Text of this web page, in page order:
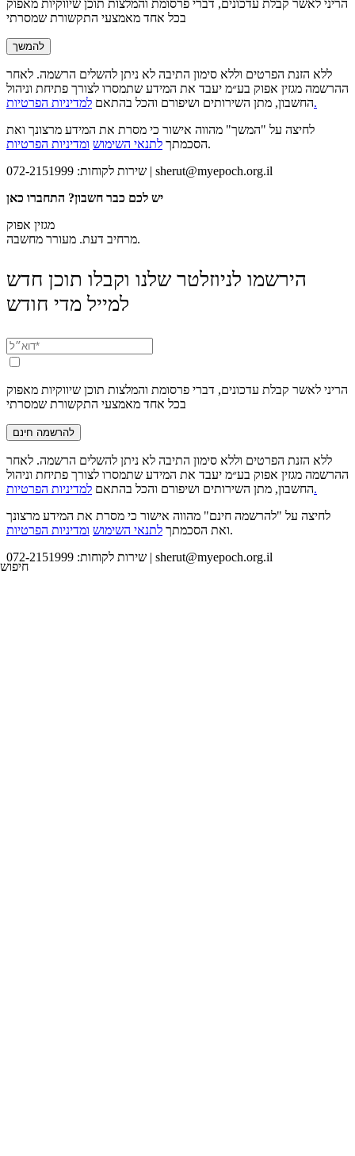
חיפוש
הריני לאשר קבלת עדכונים, דברי פרסומת והמלצות תוכן שיווקיות מאפוק
בכל אחד מאמצעי התקשורת שמסרתי
להמשך
ללא הזנת הפרטים וללא סימון התיבה לא ניתן להשלים הרשמה. לאחר
ההרשמה מגזין אפוק בע״מ יעבד את המידע שתמסרו לצורך פתיחת וניהול
החשבון, מתן השירותים ושיפורם והכל בהתאםלמדיניות הפרטיות.
לחיצה על "המשך" מהווה אישור כי מסרת את המידע מרצונך ואת
הסכמתך לתנאי השימוש ומדיניות הפרטיות
.
שירות לקוחות: 072-2151999 | sherut@myepoch.org.il
יש לכם כבר חשבון? התחברו כאן
מגזין אפוק
מרחיב דעת. מעורר מחשבה.
הירשמו לניוזלטר שלנו וקבלו תוכן חדש
למייל מדי חודש
הריני לאשר קבלת עדכונים, דברי פרסומת והמלצות תוכן שיווקיות מאפוק
בכל אחד מאמצעי התקשורת שמסרתי
להרשמה חינם
ללא הזנת הפרטים וללא סימון התיבה לא ניתן להשלים הרשמה. לאחר
ההרשמה מגזין אפוק בע״מ יעבד את המידע שתמסרו לצורך פתיחת וניהול
החשבון, מתן השירותים ושיפורם והכל בהתאםלמדיניות הפרטיות.
לחיצה על "להרשמה חינם" מהווה אישור כי מסרת את המידע מרצונך
ואת הסכמתך לתנאי השימוש ומדיניות הפרטיות
.
שירות לקוחות: 072-2151999 | sherut@myepoch.org.il